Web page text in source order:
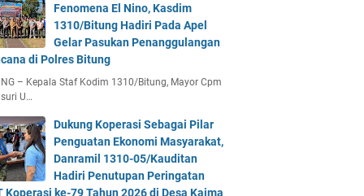
Fenomena El Nino, Kasdim
1310/Bitung Hadiri Pada Apel
Gelar Pasukan Penanggulangan
di Polres Bitung
– Kepala Staf Kodim 1310/Bitung, Mayor Cpm
U…
Dukung Koperasi Sebagai Pilar
Penguatan Ekonomi Masyarakat,
Danramil 1310-05/Kauditan
Hadiri Penutupan Peringatan
Koperasi ke-79 Tahun 2026 di Desa Kaima